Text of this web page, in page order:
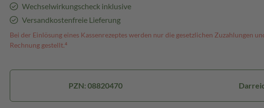
Wechselwirkungscheck inklusive
Versandkostenfreie Lieferung
Bei der Einlösung eines Kassenrezeptes werden nur die gesetzlichen Zuzahlungen
Rechnung gestellt.⁴
PZN: 08820470